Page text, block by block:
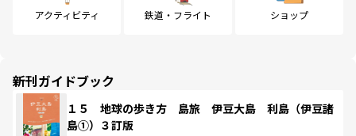
アクティビティ 鉄道・フライト ショップ
新刊ガイドブック
１５ 地球の歩き方 島旅 伊豆大島 利島（伊豆諸
島①）３訂版